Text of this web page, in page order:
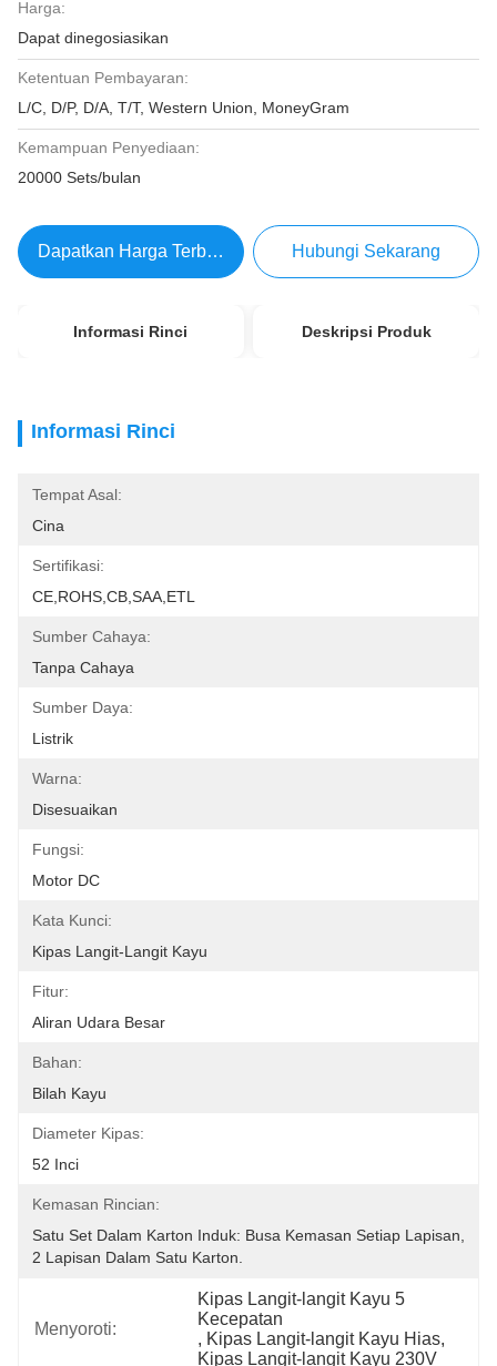
Harga:
Dapat dinegosiasikan
Ketentuan Pembayaran:
L/C, D/P, D/A, T/T, Western Union, MoneyGram
Kemampuan Penyediaan:
20000 Sets/bulan
Dapatkan Harga Terbaik Hubungi Sekarang
Informasi Rinci Deskripsi Produk
Informasi Rinci
Tempat Asal:
Cina
Sertifikasi:
CE,ROHS,CB,SAA,ETL
Sumber Cahaya:
Tanpa Cahaya
Sumber Daya:
Listrik
Warna:
Disesuaikan
Fungsi:
Motor DC
Kata Kunci:
Kipas Langit-Langit Kayu
Fitur:
Aliran Udara Besar
Bahan:
Bilah Kayu
Diameter Kipas:
52 Inci
Kemasan Rincian:
Satu Set Dalam Karton Induk: Busa Kemasan Setiap Lapisan,
2 Lapisan Dalam Satu Karton.
Menyoroti:
Kipas Langit-langit Kayu 5
Kecepatan
, Kipas Langit-langit Kayu Hias,
Kipas Langit-langit Kayu 230V